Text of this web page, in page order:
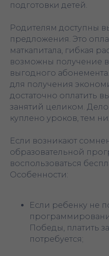
подготовки детей.
Родителям доступны
предложения. Это
маткапитала, гибкая
возможны получение
выгодного
для получения
достаточно оплатить
занятий целиком.
куплено уроков, тем
Если возникают
образовательной
воспользоваться
Особенности:
Если ребенку не
Победы, платить
потребуется;